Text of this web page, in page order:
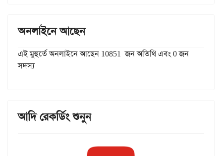
অনলাইনে আছেন
এই মুহুর্তে অনলাইনে আছেন 10851 জন অতিথি এবং 0 জন
সদস্য
আদি রেকর্ডিং শুনুন